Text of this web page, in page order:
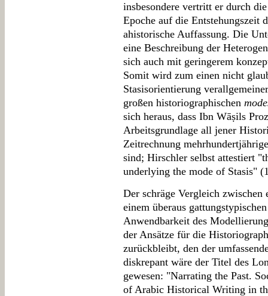
insbesondere vertritt er durch
Epoche auf die Entstehungszeit
ahistorische Auffassung. Die
eine Beschreibung der
sich auch mit geringerem
Somit wird zum einen nicht
Stasisorientierung
großen historiographischen
sich heraus, dass Ibn Wāṣils
Arbeitsgrundlage all jener
Zeitrechnung
sind; Hirschler selbst attestiert
underlying the mode of Stasis"
Der schräge Vergleich
einem überaus
Anwendbarkeit des
der Ansätze für die
zurückbleibt, den der
diskrepant wäre der Titel des
gewesen: "Narrating the Past.
of Arabic Historical Writing in